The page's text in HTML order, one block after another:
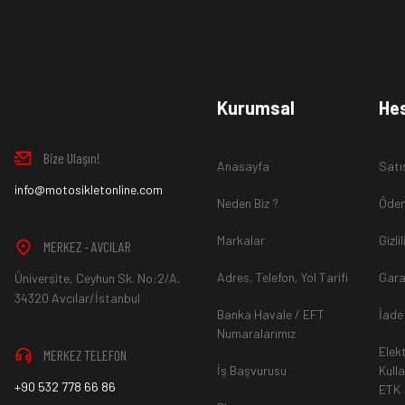
www.MotosikletOnline.com alışveriş sitesinden almış
Aksi durum söz konusu olduğunda
*İade ve Değişim sürecinde ürünlerin "Gönderici Ödemeli”
Ürün mağazamıza ulaştıktan sonra gerekli incelemelerin
hesaba ya da Kredi Kartına "Beş (5) ile On (10) iş günü”
Bize Ulaşın!
info@motosikletonline.com
MERKEZ - AVCILAR
Üniversite, Ceyhun Sk. No:2/A,
34320 Avcılar/İstanbul
MERKEZ TELEFON
+90 532 778 66 86
Kurumsal
Anasayfa
Neden Biz ?
Markalar
Adres, Telefon, Yol Tarifi
Banka Havale / EFT
Numaralarımız
İş Başvurusu
İade
ETK